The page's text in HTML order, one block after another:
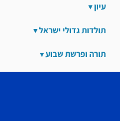
עיון
תולדות גדולי ישראל
תורה ופרשת שבוע